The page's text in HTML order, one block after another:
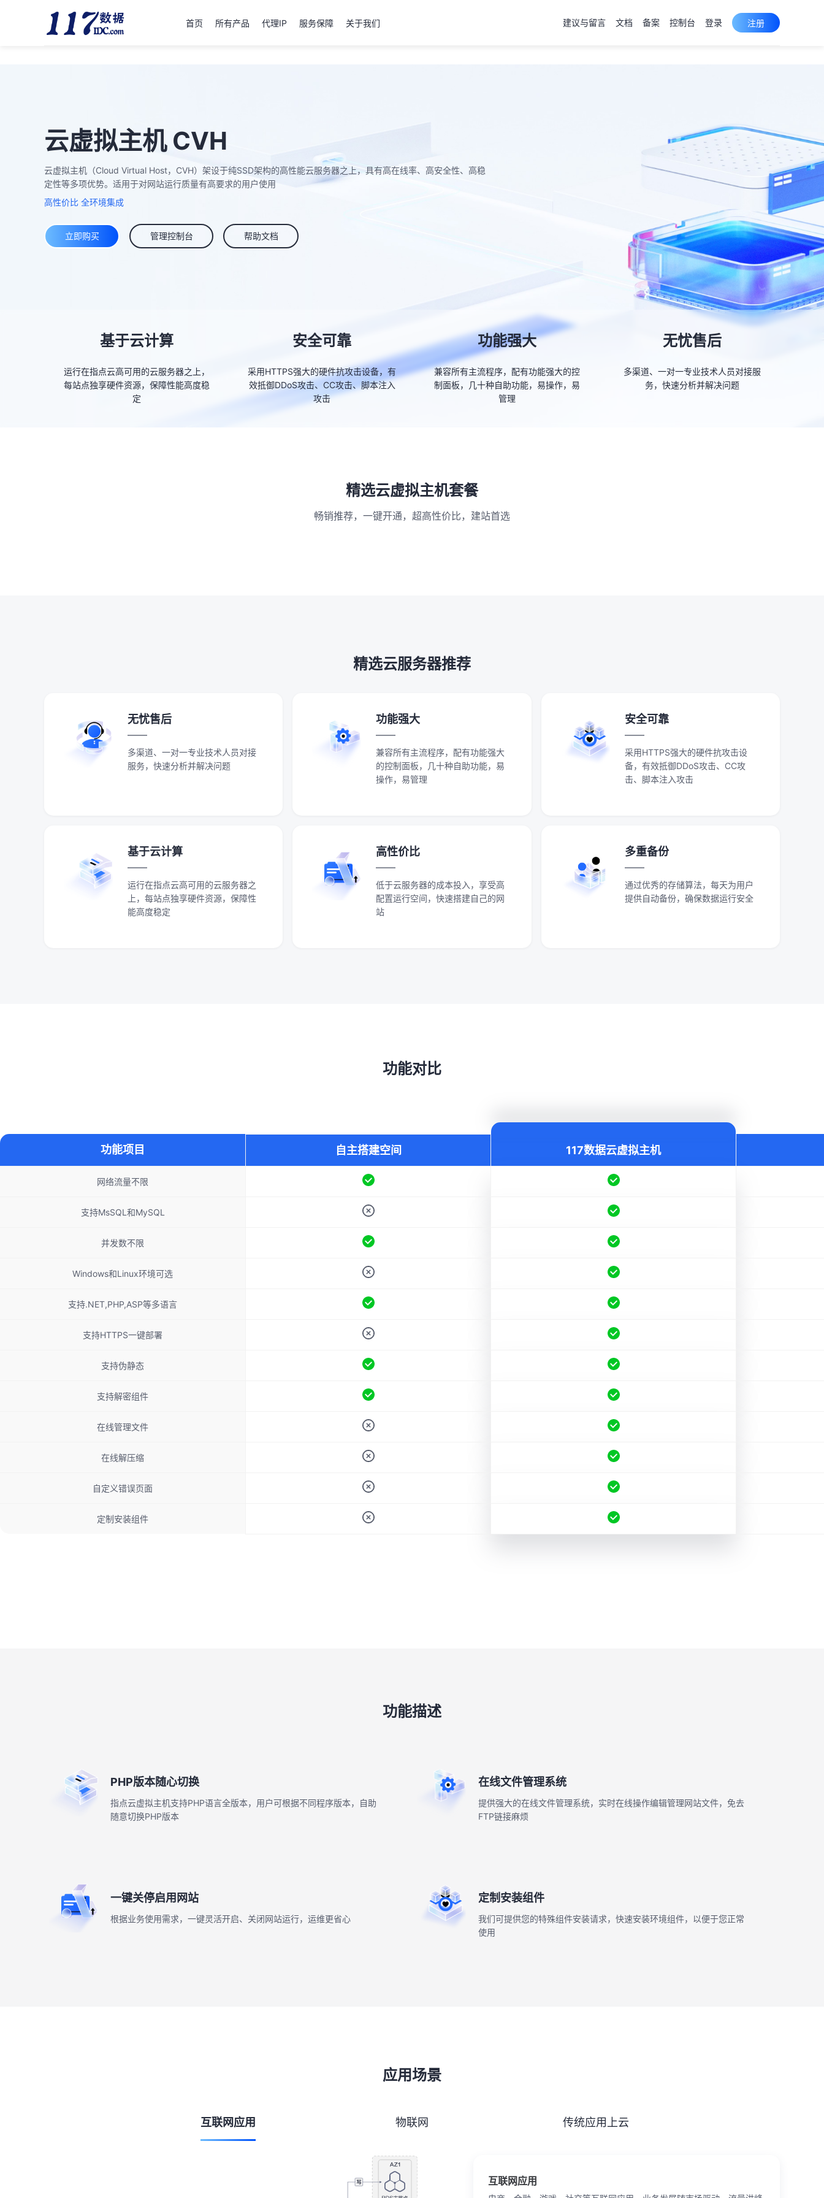
首页 所有产品 代理IP 服务保障 关于我们 建议与留言 文档 备案 控制台 登录 注册
云虚拟主机 CVH
云虚拟主机（Cloud Virtual Host，CVH）架设于纯SSD架构的高性能云服务器之上，具有高在线率、高安全性、高稳
定性等多项优势。适用于对网站运行质量有高要求的用户使用
高性价比 全环境集成
立即购买 管理控制台 帮助文档
基于云计算
运行在指点云高可用的云服务器之上，
每站点独享硬件资源，保障性能高度稳
定
安全可靠
采用HTTPS强大的硬件抗攻击设备，有
效抵御DDoS攻击、CC攻击、脚本注入
攻击
功能强大
兼容所有主流程序，配有功能强大的控
制面板，几十种自助功能，易操作，易
管理
无忧售后
多渠道、一对一专业技术人员对接服
务，快速分析并解决问题
精选云虚拟主机套餐
畅销推荐，一键开通，超高性价比，建站首选
精选云服务器推荐
无忧售后
多渠道、一对一专业技术人员对接
服务，快速分析并解决问题
功能强大
兼容所有主流程序，配有功能强大
的控制面板，几十种自助功能，易
操作，易管理
安全可靠
采用HTTPS强大的硬件抗攻击设
备，有效抵御DDoS攻击、CC攻
击、脚本注入攻击
基于云计算
运行在指点云高可用的云服务器之
上，每站点独享硬件资源，保障性
能高度稳定
高性价比
低于云服务器的成本投入，享受高
配置运行空间，快速搭建自己的网
站
多重备份
通过优秀的存储算法，每天为用户
提供自动备份，确保数据运行安全
功能对比
功能项目 自主搭建空间 117数据云虚拟主机
网络流量不限
支持MsSQL和MySQL
并发数不限
Windows和Linux环境可选
支持.NET,PHP,ASP等多语言
支持HTTPS一键部署
支持伪静态
支持解密组件
在线管理文件
在线解压缩
自定义错误页面
定制安装组件
功能描述
PHP版本随心切换
指点云虚拟主机支持PHP语言全版本，用户可根据不同程序版本，自助
随意切换PHP版本
在线文件管理系统
提供强大的在线文件管理系统，实时在线操作编辑管理网站文件，免去
FTP链接麻烦
一键关停启用网站
根据业务使用需求，一键灵活开启、关闭网站运行，运维更省心
定制安装组件
我们可提供您的特殊组件安装请求，快速安装环境组件，以便于您正常
使用
应用场景
互联网应用 物联网 传统应用上云
互联网应用